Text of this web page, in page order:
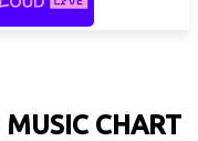
CHART